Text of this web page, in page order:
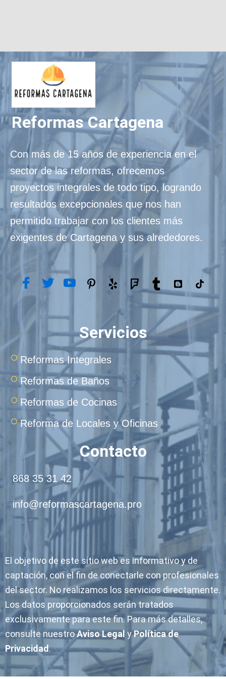
Reformas Cartagena
Con más de 15 años de experiencia en el
sector de las reformas, ofrecemos
proyectos integrales de todo tipo, logrando
resultados excepcionales que nos han
permitido trabajar con los clientes más
exigentes de Cartagena y sus alrededores.
Servicios
Reformas Integrales
Reformas de Baños
Reformas de Cocinas
Reforma de Locales y Oficinas
Contacto
868 35 31 42
info@reformascartagena.pro
El objetivo de este sitio web es informativo y de
captación, con el fin de conectarle con profesionales
del sector. No realizamos los servicios directamente.
Los datos proporcionados serán tratados
exclusivamente para este fin. Para más detalles,
consulte nuestroAviso Legal yPolítica de
Privacidad.